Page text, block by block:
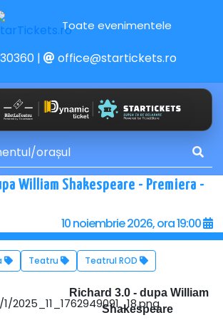
Toate evenimentele
| office@startickets.ro
William Shakespeare - Premiera -
10 noiembrie 2026, ora 19:00
Teatru Teatrul ROD
Richard 3.0 - dupa William
Shakespeare